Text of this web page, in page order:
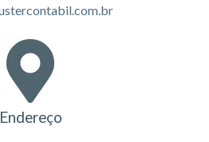
Endereço